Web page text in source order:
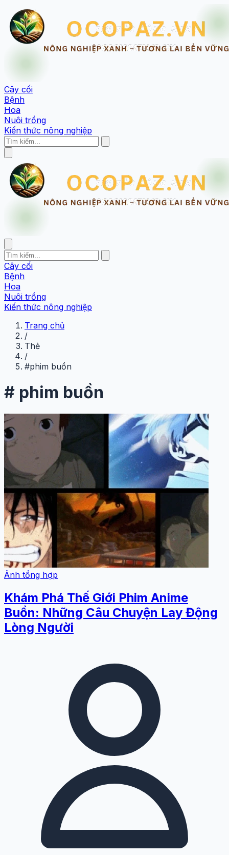
Cây cối
Bệnh
Hoa
Nuôi trồng
Kiến thức nông nghiệp
Cây cối
Bệnh
Hoa
Nuôi trồng
Kiến thức nông nghiệp
Trang chủ
/
Thẻ
/
#phim buồn
# phim buồn
Ảnh tổng hợp
Khám Phá Thế Giới Phim Anime
Buồn: Những Câu Chuyện Lay Động
Lòng Người